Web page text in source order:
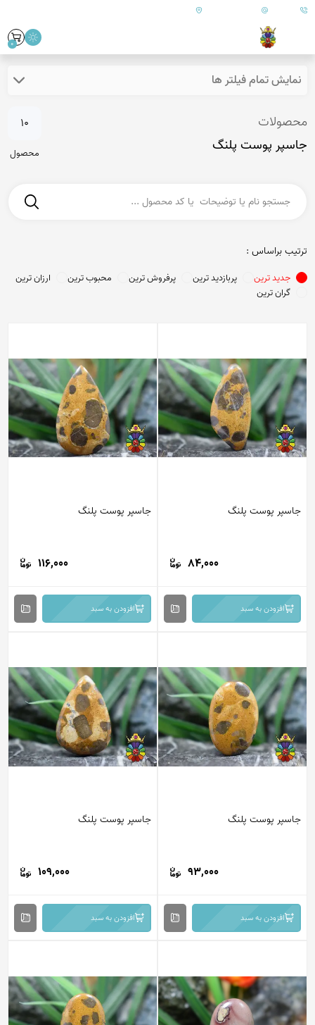
09179890157 ایران - فارس - کازرون
0
نمایش تمام فیلتر ها
محصولات
جاسپر پوست پلنگ
10
محصول
ترتیب براساس :
جدید ترین پربازدید ترین پرفروش ترین محبوب ترین
ارزان ترین
گران ترین
جاسپر پوست پلنگ
84,000
افزودن به سبد
جاسپر پوست پلنگ
116,000
افزودن به سبد
جاسپر پوست پلنگ
93,000
افزودن به سبد
جاسپر پوست پلنگ
109,000
افزودن به سبد